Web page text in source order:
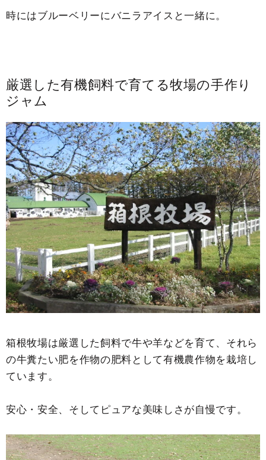
時にはブルーベリーにバニラアイスと一緒に。
厳選した有機飼料で育てる牧場の手作り
ジャム
箱根牧場は厳選した飼料で牛や羊などを育て、それら
の牛糞たい肥を作物の肥料として有機農作物を栽培し
ています。
安心・安全、そしてピュアな美味しさが自慢です。